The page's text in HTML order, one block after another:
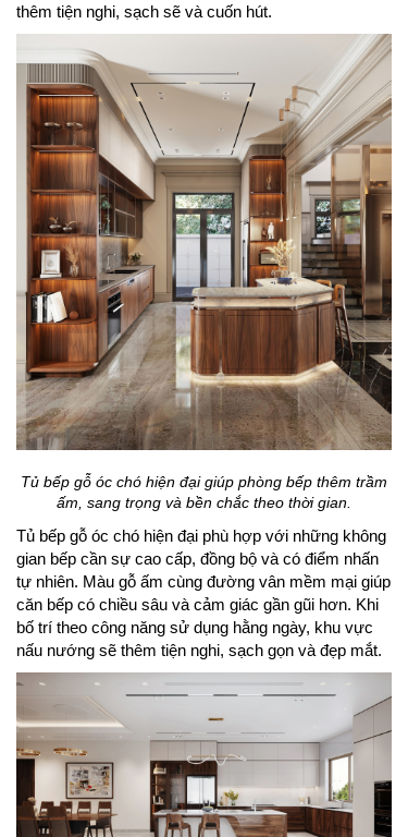
thêm tiện nghi, sạch sẽ và cuốn hút.
Tủ bếp gỗ óc chó hiện đại giúp phòng bếp thêm trầm
ấm, sang trọng và bền chắc theo thời gian.
Tủ bếp gỗ óc chó hiện đại phù hợp với những không
gian bếp cần sự cao cấp, đồng bộ và có điểm nhấn
tự nhiên. Màu gỗ ấm cùng đường vân mềm mại giúp
căn bếp có chiều sâu và cảm giác gần gũi hơn. Khi
bố trí theo công năng sử dụng hằng ngày, khu vực
nấu nướng sẽ thêm tiện nghi, sạch gọn và đẹp mắt.